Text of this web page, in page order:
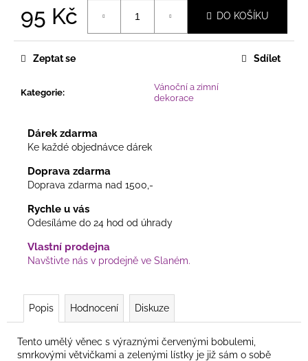
95 Kč DO KOŠÍKU
Kategorie:
Vánoční a zimní
dekorace
Zeptat se Sdílet
Dárek zdarma
Ke každé objednávce dárek
Doprava zdarma
Doprava zdarma nad 1500,-
Rychle u vás
Odesíláme do 24 hod od úhrady
Vlastní prodejna
Navštivte nás v prodejně ve Slaném.
Popis Hodnocení Diskuze
Tento umělý věnec s výraznými červenými bobulemi,
smrkovými větvičkami a zelenými lístky je již sám o sobě
PŘÍRODNĚ
LADĚNÝ
VĚNEC
V
JEMNÉ
KOMBINACI
KVĚTY,
BOBULKAMI
MOTÝLKY
225